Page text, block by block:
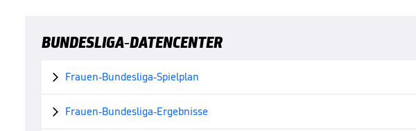
BUNDESLIGA-DATENCENTER
 Frauen-Bundesliga-Spielplan
 Frauen-Bundesliga-Ergebnisse